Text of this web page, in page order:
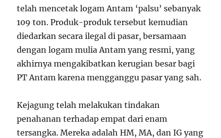
telah mencetak logam Antam ‘palsu’ sebanyak
109 ton. Produk-produk tersebut kemudian
diedarkan secara ilegal di pasar, bersamaan
dengan logam mulia Antam yang resmi, yang
akhirnya mengakibatkan kerugian besar bagi
PT Antam karena mengganggu pasar yang sah.
Kejagung telah melakukan tindakan
penahanan terhadap empat dari enam
tersangka. Mereka adalah HM, MA, dan IG yang